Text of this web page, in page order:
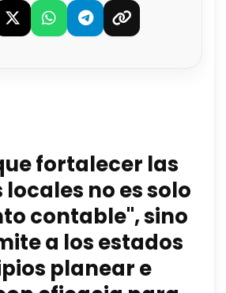
fortalecer las
locales noes solo
contable", sino
a los estados
planear e